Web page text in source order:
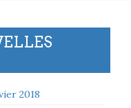
2018